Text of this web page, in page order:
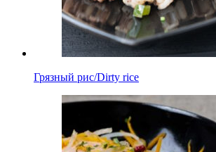
Грязный рис/Dirty rice